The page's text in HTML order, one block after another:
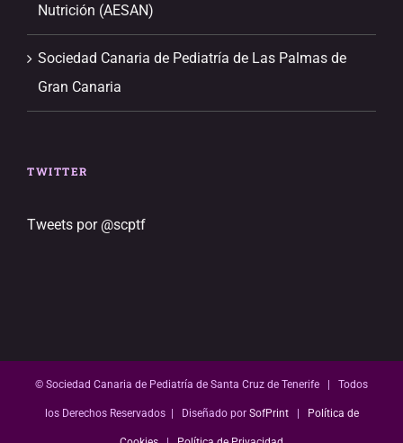
Nutrición (AESAN)
Sociedad Canaria de Pediatría de Las Palmas de
Gran Canaria
TWITTER
Tweets por @scptf
© Sociedad Canaria de Pediatría de Santa Cruz de Tenerife | Todos
los Derechos Reservados | Diseñado por SofPrint| Política de